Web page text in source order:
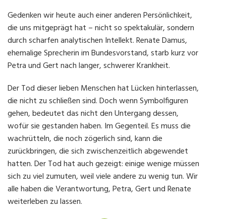
Gedenken wir heute auch einer anderen Persönlichkeit,
die uns mitgeprägt hat – nicht so spektakulär, sondern
durch scharfen analytischen Intellekt. Renate Damus,
ehemalige Sprecherin im Bundesvorstand, starb kurz vor
Petra und Gert nach langer, schwerer Krankheit.
Der Tod dieser lieben Menschen hat Lücken hinterlassen,
die nicht zu schließen sind. Doch wenn Symbolfiguren
gehen, bedeutet das nicht den Untergang dessen,
wofür sie gestanden haben. Im Gegenteil. Es muss die
wachrütteln, die noch zögerlich sind, kann die
zurückbringen, die sich zwischenzeitlich abgewendet
hatten. Der Tod hat auch gezeigt: einige wenige müssen
sich zu viel zumuten, weil viele andere zu wenig tun. Wir
alle haben die Verantwortung, Petra, Gert und Renate
weiterleben zu lassen.